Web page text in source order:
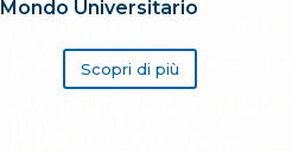
Mondo Universitario
Scopri di più